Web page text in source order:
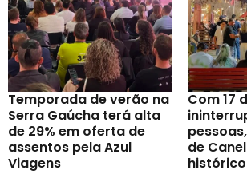
Temporada de verão na
Serra Gaúcha terá alta
de 29% em oferta de
assentos pela Azul
Viagens
Com 17
de